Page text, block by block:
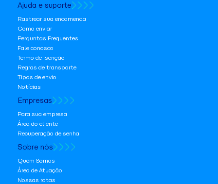
Ajuda e suporte
Rastrear sua encomenda
Como enviar
Perguntas Frequentes
Fale conosco
Termo de isenção
Regras de transporte
Tipos de envio
Notícias
Empresas
Para sua empresa
Área do cliente
Recuperação de senha
Sobre nós
Quem Somos
Área de Atuação
Nossas rotas